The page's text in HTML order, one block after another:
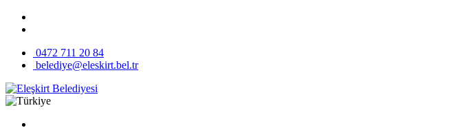
0472 711 20 84
belediye@eleskirt.bel.tr